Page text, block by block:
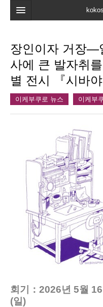
지도
최신정보
고객평가
마이페이지
장인이자 거장—
사에 큰 발자취
별 전시 『시바
이케부쿠로 뉴스 이케부
회기：2026년 5월
(일)